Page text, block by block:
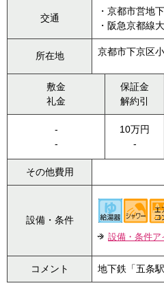
交通
・京都市営地
・阪急京都線
所在地 京都市下京区
敷金
礼金
保証金
解約引
-
-
10万円
-
その他費用
設備・条件
設備・条件ア
コメント 地下鉄「五条